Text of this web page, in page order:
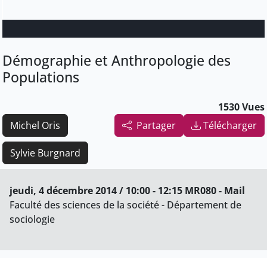
Démographie et Anthropologie des
Populations
1530 Vues
Partager
Télécharger
Michel Oris
Sylvie Burgnard
jeudi, 4 décembre 2014 / 10:00 - 12:15 MR080 - Mail
Faculté des sciences de la société - Département de
sociologie